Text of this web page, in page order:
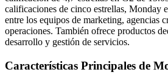
calificaciones de cinco estrellas, Monday
entre los equipos de marketing, agencias
operaciones. También ofrece productos
desarrollo y gestión de servicios.
Características Principales de